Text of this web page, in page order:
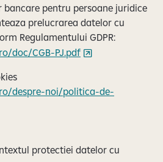
pentru persoane juridice
prelucrarea datelor cu
Regulamentului GDPR:
doc/CGB-PJ.pdf
despre-noi/politica-de-
protectiei datelor cu